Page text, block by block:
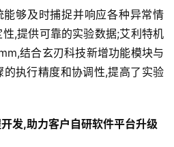
够及时捕捉并响应各种异常情
,提供可靠的实验数据;艾利特机
结合玄刃科技新增功能模块与
执行精度和协调性,提高了实验
发,助力客户自研软件平台升级